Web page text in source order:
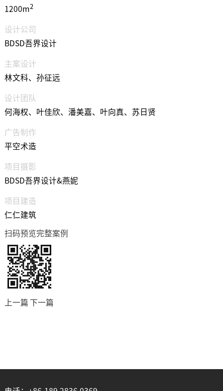
1200m2
设计公司
BDSD吾界设计
主案设计
林文科、孙征远
设计团队
何海权、叶佳欣、潘美嘉、叶向真、苏日贤
广告制作
平空术造
项目摄影
BDSD吾界设计&燕妮
项目建造
仁仁建筑
扫码预览完整案例
上一篇下一篇